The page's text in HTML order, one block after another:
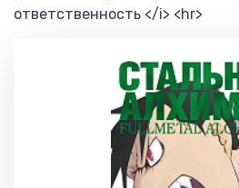
ответственность </i> <hr>